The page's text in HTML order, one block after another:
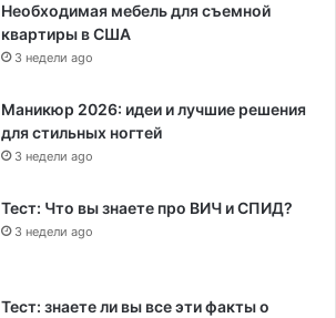
Необходимая мебель для съемной
квартиры в США
3 недели ago
Маникюр 2026: идеи и лучшие решения
для стильных ногтей
3 недели ago
Тест: Что вы знаете про ВИЧ и СПИД?
3 недели ago
Тест: знаете ли вы все эти факты о